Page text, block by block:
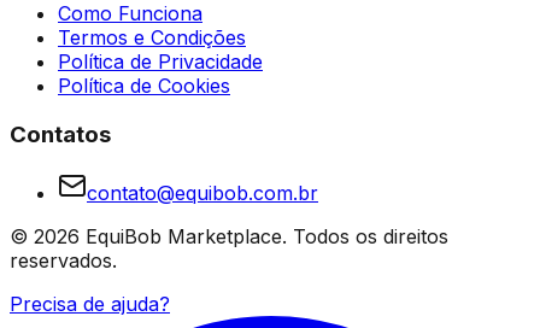
Como Funciona
Termos e Condições
Política de Privacidade
Política de Cookies
Contatos
contato@equibob.com.br
© 2026 EquiBob Marketplace. Todos os direitos
reservados.
Precisa de ajuda?